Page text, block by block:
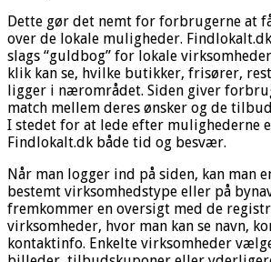
Dette gør det nemt for forbrugerne at
over de lokale muligheder.
slags “guldbog” for lokale
klik kan se, hvilke butikker, frisører,
ligger i nærområdet. Siden giver
match mellem deres ønsker og de
I stedet for at lede efter mulighederne
Findlokalt.dk både tid og besvær.
Når man logger ind på siden, kan man
bestemt virksomhedstype eller på
fremkommer en oversigt med de
virksomheder, hvor man kan se navn,
kontaktinfo. Enkelte virksomheder